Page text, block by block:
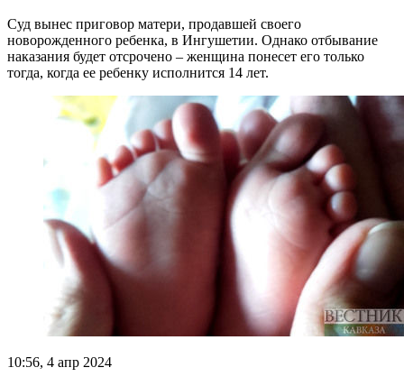
Суд вынес приговор матери, продавшей своего
новорожденного ребенка, в Ингушетии. Однако отбывание
наказания будет отсрочено – женщина понесет его только
тогда, когда ее ребенку исполнится 14 лет.
10:56, 4 апр 2024